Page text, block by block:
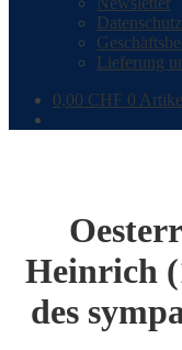
Datenschutz
Lieferung
0,00 CHF 0
Heinrich
des